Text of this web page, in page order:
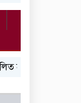
‘জুলাই গণঅভ্যুত্থান